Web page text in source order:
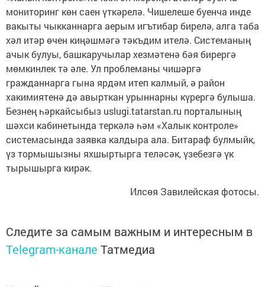
мониторинг көн саен үткәрелә. Чишелеше буенча инде
вакыты чыкканнарга аерым игътибар бирелә, алга таба
хәл итәр өчен киңәшмәгә тәкъдим ителә. Сис­теманың
ачык булуы, башкаручылар хезмәтенә бәя бирергә
мөмкинлек тә әле. Ул проблеманы чишәргә
гражданнарга гына ярдәм итеп калмый, ә район
хакимиятенә дә авырткан урыннарны күрергә булыша.
Безнең һәркайсыбыз uslugi.tatarstan.ru порталының
шәхси кабинетында теркәлә һәм «Халык контроле»
системасында заявка калдыра ала. Битараф булмыйк,
үз тормышызны яхшыртырга теләсәк, үзебезгә үк
тырышырга кирәк.
Илсөя Завилейская фотосы.
Следите за самым важным и интересным в
Telegram-канале Татмедиа